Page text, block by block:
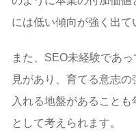
には低い傾向が強く出て
また、SEO未経験であ
見があり、育てる意志
入れる地盤があること
として考えられます。